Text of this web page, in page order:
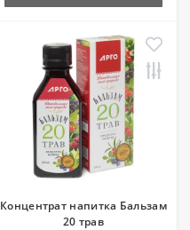
Концентрат напитка Бальзам
20 трав